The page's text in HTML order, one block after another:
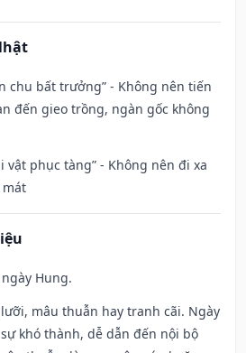
chu bất trưởng” - Không nên tiến
đến gieo trồng, ngàn gốc không
vật phục tàng” - Không nên đi xa
Hung.
mâu thuẫn hay tranh cãi. Ngày
khó thành, dễ dẫn đến nội bộ